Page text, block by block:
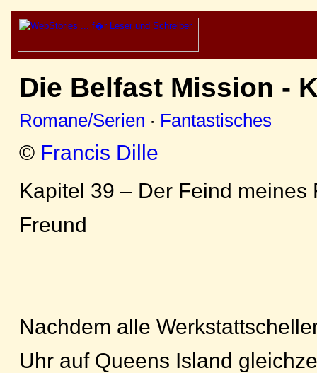
Die Belfast Mission -
Romane/Serien · Fantastisches
© Francis Dille
Kapitel 39 – Der Feind meines
Freund
Nachdem alle
Uhr auf Queens Island